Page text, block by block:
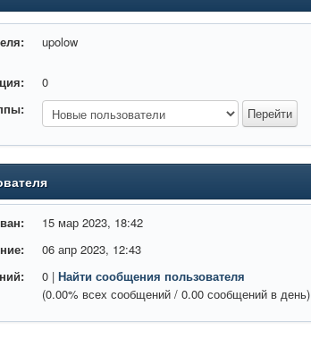
upolow
0
15 мар 2023, 18:42
06 апр 2023, 12:43
0 |Найти сообщения пользователя
(0.00% всех сообщений / 0.00 сообщений в день)